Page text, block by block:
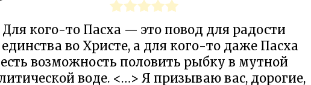
Для кого-то Пасха — это повод для радости
во Христе, а для кого-то даже Пасха
есть возможность половить рыбку в мутной
воде. <…> Я призываю вас, дорогие,